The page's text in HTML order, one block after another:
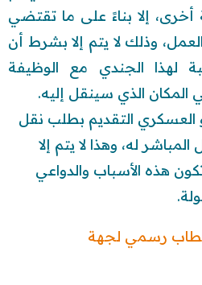
أخرى، إلا بناءً على ما تقتضي
وذلك لا يتم إلا بشرط أن
لهذا الجندي مع الوظيفة
المكان الذي سينقل إليه.
العسكري التقديم بطلب نقل
له، وهذا لا يتم إلا
هذه الأسباب والدواعي
رسمي لجهة